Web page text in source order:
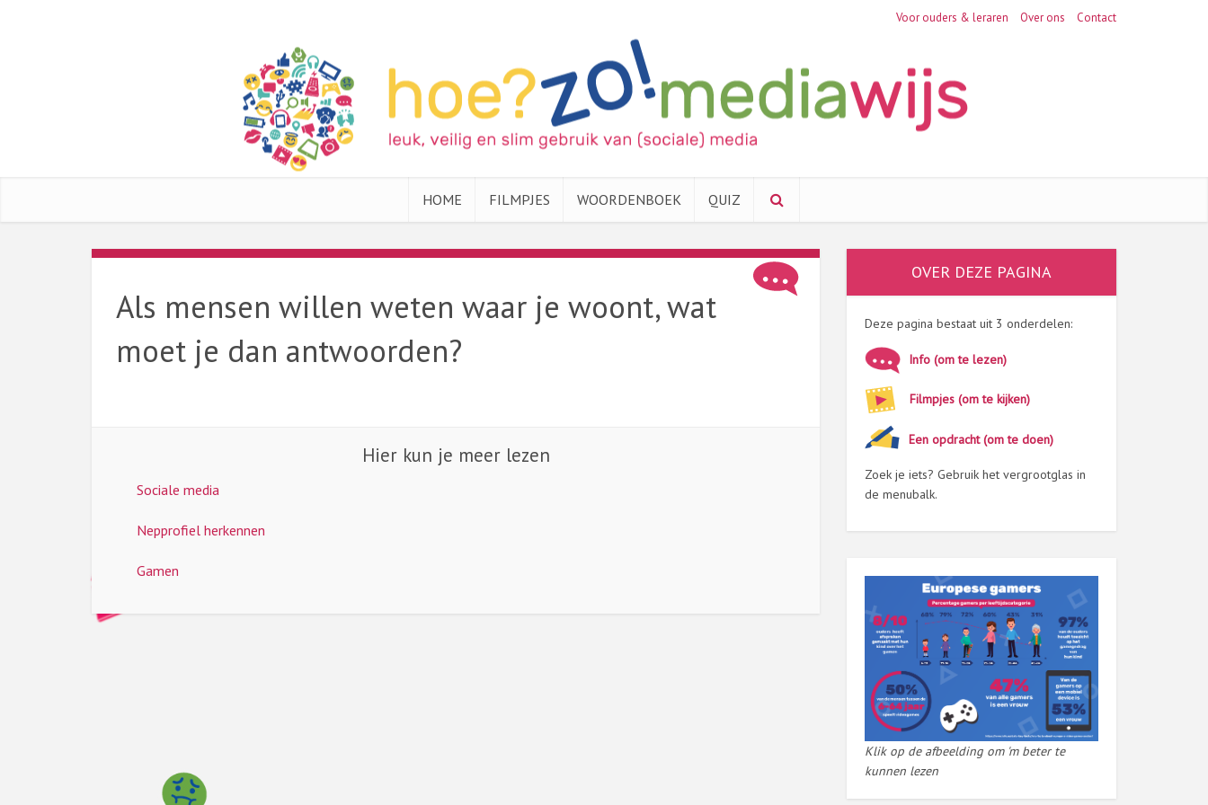
Voor ouders & leraren Over ons Contact
HOME FILMPJES WOORDENBOEK QUIZ
Als mensen willen weten waar je woont, wat
moet je dan antwoorden?
Hier kun je meer lezen
Sociale media
Nepprofiel herkennen
Gamen
OVER DEZE PAGINA
Deze pagina bestaat uit 3 onderdelen:
Info (om te lezen)
Filmpjes (om te kijken)
Een opdracht (om te doen)
Zoek je iets? Gebruik het vergrootglas in
de menubalk.
Klik op de afbeelding om 'm beter te
kunnen lezen